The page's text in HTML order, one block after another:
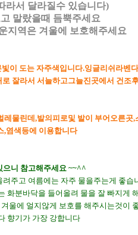
라서 달라질수 있습니다)
말랐을때 듬뿍주세요
지역은 겨울에 보호해주세요
이 도는 자주색입니다.잉글리쉬라벤
잘라서 서늘하고그늘진곳에서 건조
물린데,발의피로및 발이 부어오른곳
염색등에 이용합니다
으니 참고해주세요 ~~^^
주고 여름에는 자주 물을주는게 좋습
화분바닥을 들어올려 물을 잘 빠지게
울에 얼지않게 보호를 해주시는것이
향기가 가장 강합니다